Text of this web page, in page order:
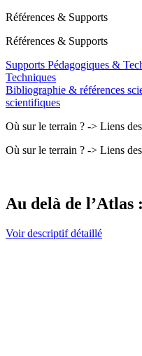
Références & Supports
Références & Supports
Supports Pédagogiques &
Techniques
Bibliographie & références
scientifiques
Où sur le terrain ? -> Liens
Où sur le terrain ? -> Liens
Au delà de l’Atlas
Voir descriptif détaillé